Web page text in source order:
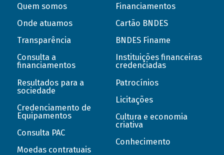
Quem somos
Onde atuamos
Transparência
Consulta a
financiamentos
Resultados para a
sociedade
Credenciamento de
Equipamentos
Consulta PAC
Moedas contratuais
Financiamentos
Cartão BNDES
BNDES Finame
Instituições financeiras
credenciadas
Patrocínios
Licitações
Cultura e economia
criativa
Conhecimento